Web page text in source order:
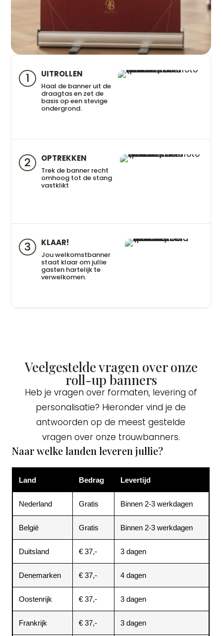
1 UITROLLEN
Haal de banner uit de
draagtas en zet de
basis op een stevige
ondergrond.
2 OPTREKKEN
Trek de banner recht
omhoog tot de stang
vastklikt
3 KLAAR!
Jou welkomstbanner
staat klaar om jullie
gasten hartelijk te
verwelkomen.
Veelgestelde vragen over onze
roll-up banners
Heb je vragen over formaten, levering of
personalisatie? Hieronder vind je de
antwoorden op de meest gestelde
vragen over onze trouwbanners.
Naar welke landen leveren jullie?
Land Bedrag Levertijd
Nederland Gratis Binnen 2-3 werkdagen
België Gratis Binnen 2-3 werkdagen
Duitsland € 37,- 3 dagen
Denemarken € 37,- 4 dagen
Oostenrijk € 37,- 3 dagen
Frankrijk € 37,- 3 dagen